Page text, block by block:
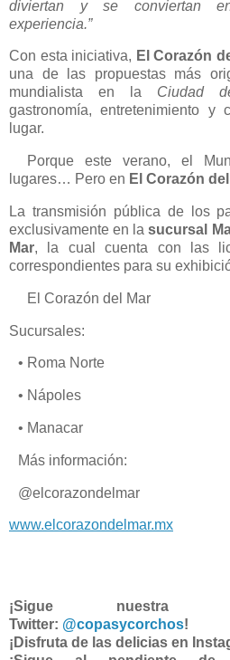
diviertan y se conviertan
experiencia.”
Con esta iniciativa, El Corazón
una de las propuestas más
mundialista en la Ciudad
gastronomía, entretenimiento y
lugar.
Porque este verano, el
lugares… Pero en El Corazón
La transmisión pública de los
exclusivamente en lasucursal
Mar, la cual cuenta con las
correspondientes para su
El Corazón del Mar
Sucursales:
• Roma Norte
• Nápoles
• Manacar
Más información:
@elcorazondelmar
www.elcorazondelmar.mx
¡Sigue nuestra
Twitter: @copasycorchos!
¡Disfruta de las delicias en